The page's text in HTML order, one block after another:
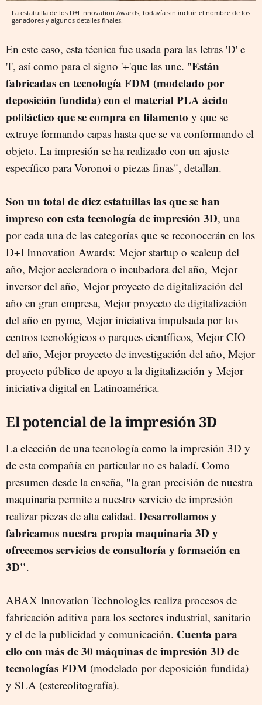
La estatuilla de los D+I Innovation Awards, todavía sin incluir el nombre de los
ganadores y algunos detalles finales.
En este caso, esta técnica fue usada para las letras 'D' e
'I', así como para el signo '+'que las une. "Están
fabricadas en tecnología FDM (modelado por
deposición fundida) con el material PLA ácido
poliláctico que se compra en filamento y que se
extruye formando capas hasta que se va conformando el
objeto. La impresión se ha realizado con un ajuste
específico para Voronoi o piezas finas", detallan.
Son un total de diez estatuillas las que se han
impreso con esta tecnología de impresión 3D, una
por cada una de las categorías que se reconocerán en los
D+I Innovation Awards: Mejor startup o scaleup del
año, Mejor aceleradora o incubadora del año, Mejor
inversor del año, Mejor proyecto de digitalización del
año en gran empresa, Mejor proyecto de digitalización
del año en pyme, Mejor iniciativa impulsada por los
centros tecnológicos o parques científicos, Mejor CIO
del año, Mejor proyecto de investigación del año, Mejor
proyecto público de apoyo a la digitalización y Mejor
iniciativa digital en Latinoamérica.
El potencial de la impresión 3D
La elección de una tecnología como la impresión 3D y
de esta compañía en particular no es baladí. Como
presumen desde la enseña, "la gran precisión de nuestra
maquinaria permite a nuestro servicio de impresión
realizar piezas de alta calidad. Desarrollamos y
fabricamos nuestra propia maquinaria 3D y
ofrecemos servicios de consultoría y formación en
3D".
ABAX Innovation Technologies realiza procesos de
fabricación aditiva para los sectores industrial, sanitario
y el de la publicidad y comunicación. Cuenta para
ello con más de 30 máquinas de impresión 3D de
tecnologías FDM (modelado por deposición fundida)
y SLA (estereolitografía).